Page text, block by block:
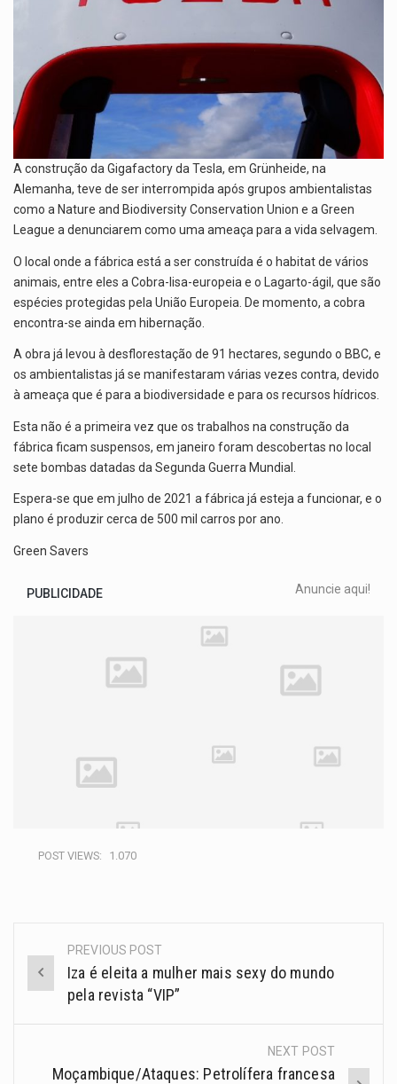
p
k
A construção da Gigafactory da Tesla, em Grünheide, na
Alemanha, teve de ser interrompida após grupos ambientalistas
como a Nature and Biodiversity Conservation Union e a Green
League a denunciarem como uma ameaça para a vida selvagem.
O local onde a fábrica está a ser construída é o habitat de vários
animais, entre eles a Cobra-lisa-europeia e o Lagarto-ágil, que são
espécies protegidas pela União Europeia. De momento, a cobra
encontra-se ainda em hibernação.
A obra já levou à desflorestação de 91 hectares, segundo o BBC, e
os ambientalistas já se manifestaram várias vezes contra, devido
à ameaça que é para a biodiversidade e para os recursos hídricos.
Esta não é a primeira vez que os trabalhos na construção da
fábrica ficam suspensos, em janeiro foram descobertas no local
sete bombas datadas da Segunda Guerra Mundial.
Espera-se que em julho de 2021 a fábrica já esteja a funcionar, e o
plano é produzir cerca de 500 mil carros por ano.
Green Savers
PUBLICIDADE Anuncie aqui!
POST VIEWS: 1.070
PREVIOUS POST
Iza é eleita a mulher mais sexy do mundo
pela revista “VIP”
NEXT POST
Moçambique/Ataques: Petrolífera francesa